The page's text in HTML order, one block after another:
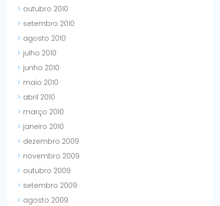
outubro 2010
setembro 2010
agosto 2010
julho 2010
junho 2010
maio 2010
abril 2010
março 2010
janeiro 2010
dezembro 2009
novembro 2009
outubro 2009
setembro 2009
agosto 2009